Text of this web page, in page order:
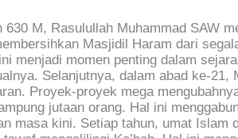
630 M, Rasulullah Muhammad SAW
Masjidil Haram dari
menjadi momen penting dalam
Selanjutnya, dalam abad ke-21,
Proyek-proyek mega
jutaan orang. Hal ini
masa kini. Setiap tahun, umat Islam